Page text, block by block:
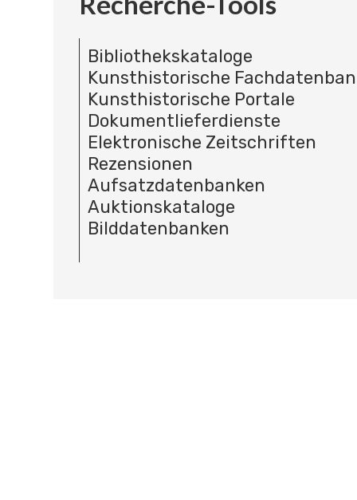
Bibliothekskataloge
Kunsthistorische
Kunsthistorische Portale
Dokumentlieferdienste
Elektronische Zeitschriften
Rezensionen
Aufsatzdatenbanken
Auktionskataloge
Bilddatenbanken